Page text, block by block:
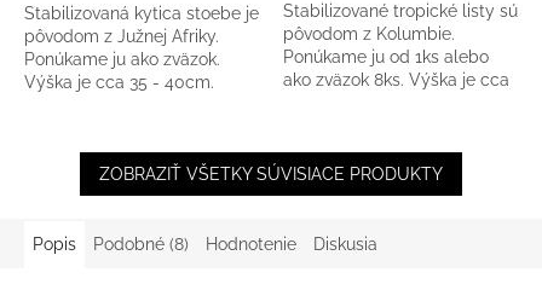
Stabilizovaná kytica stoebe je
pôvodom z Južnej Afriky.
Ponúkame ju ako zväzok.
Výška je cca 35 - 40cm.
Stabilizované tropické listy sú
pôvodom z Kolumbie.
Ponúkame ju od 1ks alebo
ako zväzok 8ks. Výška je cca
ZOBRAZIŤ VŠETKY SÚVISIACE PRODUKTY
Popis Podobné (8) Hodnotenie Diskusia